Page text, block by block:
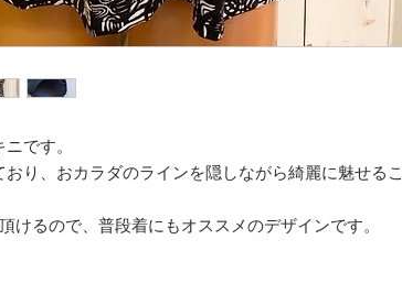
です。
り、おカラダのラインを隠しながら綺麗に魅せるこ
けるので、普段着にもオススメのデザインです。